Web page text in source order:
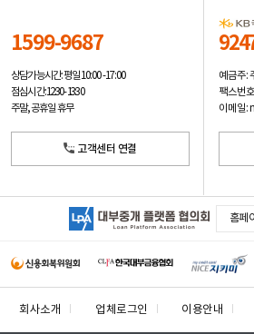
1599-9687
상담가능시간: 평일10:00 -17:00
점심시간: 12:30 - 13:30
주말, 공휴일 휴무
고객센터 연결
예금주:
팩스번
이메일:
홈페
회사소개 업체로그인 이용안내